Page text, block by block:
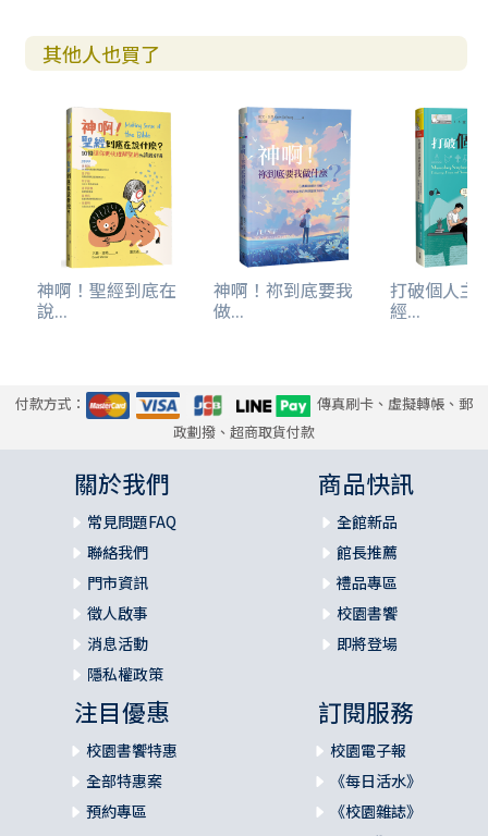
其他人也買了
神啊！聖經到底在
說...
神啊！祢到底要我
做...
打破個人主
經...
付款方式：
傳真刷卡、虛擬轉帳、郵
政劃撥、超商取貨付款
關於我們
常見問題FAQ
聯絡我們
門市資訊
徵人啟事
消息活動
隱私權政策
商品快訊
全館新品
館長推薦
禮品專區
校園書饗
即將登場
注目優惠
校園書饗特惠
全部特惠案
預約專區
訂閱服務
校園電子報
《每日活水》
《校園雜誌》